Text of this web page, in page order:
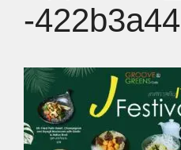
-422b3a44